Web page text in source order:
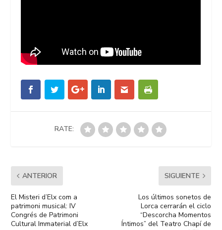
RATE:
ANTERIOR
El Misteri d’Elx com a
patrimoni musical: IV
Congrés de Patrimoni
Cultural Immaterial d’Elx
SIGUIENTE
Los últimos sonetos de
Lorca cerrarán el ciclo
“Descorcha Momentos
Íntimos” del Teatro Chapí de